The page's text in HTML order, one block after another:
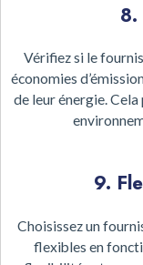
8.
Vérifiez si le
économies
de leur énergie.
9.
Choisissez un
flexibles en